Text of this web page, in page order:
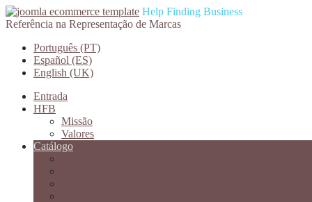
Help Finding Business
Referência na Representação de Marcas
Português (PT)
Español (ES)
English (UK)
Entrada
HFB
Missão
Valores
Catálogo